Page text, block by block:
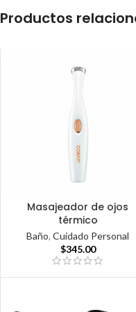
Productos
Masajeador de ojos
térmico
Baño,Cuidado Personal
$345.00